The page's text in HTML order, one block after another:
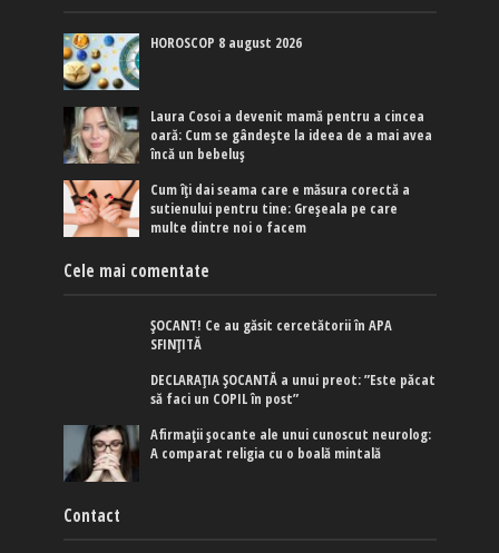
HOROSCOP 8 august 2026
Laura Cosoi a devenit mamă pentru a cincea
oară: Cum se gândește la ideea de a mai avea
încă un bebeluș
Cum îți dai seama care e măsura corectă a
sutienului pentru tine: Greșeala pe care
multe dintre noi o facem
Cele mai comentate
ȘOCANT! Ce au găsit cercetătorii în APA
SFINȚITĂ
DECLARAȚIA ȘOCANTĂ a unui preot: ”Este păcat
să faci un COPIL în post”
Afirmaţii şocante ale unui cunoscut neurolog:
A comparat religia cu o boală mintală
Contact